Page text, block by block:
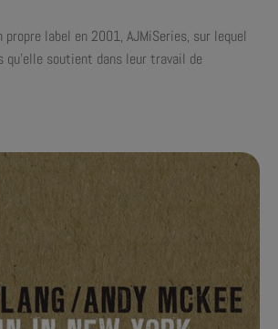
propre label en 2001, AJMiSeries, sur lequel
soutient dans leur travail de